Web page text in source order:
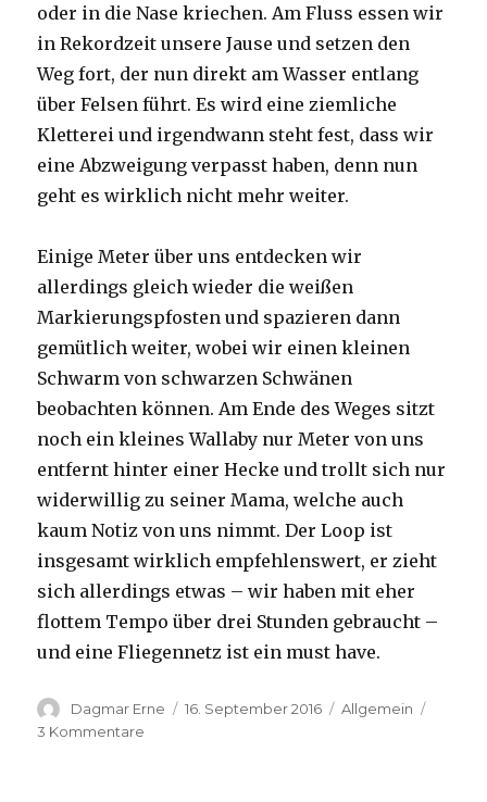
oder in die Nase kriechen. Am Fluss essen wir
in Rekordzeit unsere Jause und setzen den
Weg fort, der nun direkt am Wasser entlang
über Felsen führt. Es wird eine ziemliche
Kletterei und irgendwann steht fest, dass wir
eine Abzweigung verpasst haben, denn nun
geht es wirklich nicht mehr weiter.
Einige Meter über uns entdecken wir
allerdings gleich wieder die weißen
Markierungspfosten und spazieren dann
gemütlich weiter, wobei wir einen kleinen
Schwarm von schwarzen Schwänen
beobachten können. Am Ende des Weges sitzt
noch ein kleines Wallaby nur Meter von uns
entfernt hinter einer Hecke und trollt sich nur
widerwillig zu seiner Mama, welche auch
kaum Notiz von uns nimmt. Der Loop ist
insgesamt wirklich empfehlenswert, er zieht
sich allerdings etwas – wir haben mit eher
flottem Tempo über drei Stunden gebraucht –
und eine Fliegennetz ist ein must have.
Autor
Dagmar Erne
Veröffentlicht
16. September 2016 Kategorien
Allgemein
3 Kommentare